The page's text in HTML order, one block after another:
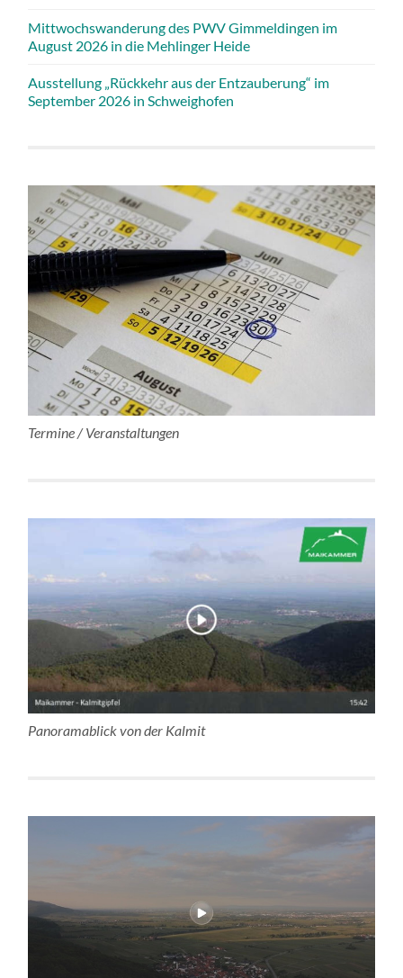
Mittwochswanderung des PWV Gimmeldingen im
August 2026 in die Mehlinger Heide
Ausstellung „Rückkehr aus der Entzauberung“ im
September 2026 in Schweighofen
Termine / Veranstaltungen
Panoramablick von der Kalmit